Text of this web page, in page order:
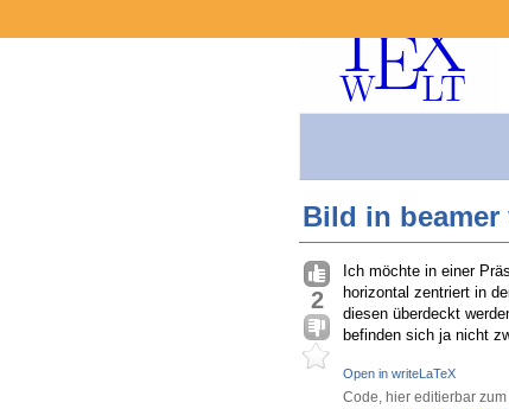
Bild in
2
Ich möchte in einer
horizontal zentriert in
diesen überdeckt
befinden sich ja nicht
Open in writeLaTeX
Code, hier editierbar